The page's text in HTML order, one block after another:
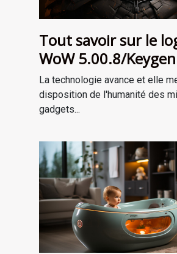
Tout savoir sur le
WoW 5.00.8/Keygen
La technologie avance et elle
disposition de l'humanité des
gadgets...